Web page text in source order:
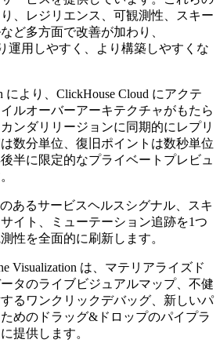
、レジリエンス、可観測性、スキー
ど多方面で改善が加わり、
運用しやすく、より構築しやすくな
により、ClickHouse Cloud にアクテ
ルオーバーアーキテクチャがもたら
ンダリリージョンに同期的にレプリ
数分単位、復旧ポイントは数秒単位
半に限定的なプライベートプレビュ
あるサービスヘルスシグナル、スキ
イト、ミューテーション追跡を1つ
性を全面的に刷新します。
Visualization は、マテリアライズド
タのライブビジュアルマップ、不健
るワンクリックデバッグ、新しいパ
めのドラッグ&ドロップのパイプラ
提供します。